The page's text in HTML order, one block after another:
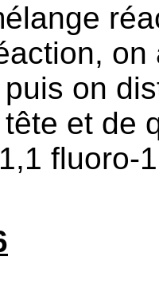
on
et de
fluoro-